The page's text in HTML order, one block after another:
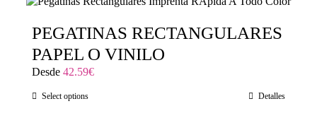
PEGATINAS RECTANGULARES
PAPEL O VINILO
Desde 42.59€
Select options Detalles